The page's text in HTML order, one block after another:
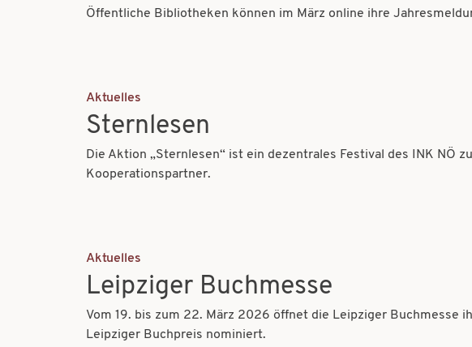
Öffentliche Bibliotheken können im März online ihre
Aktuelles
Sternlesen
Die Aktion „Sternlesen“ ist ein dezentrales Festival des INK NÖ
Kooperationspartner.
Aktuelles
Leipziger Buchmesse
Vom 19. bis zum 22. März 2026 öffnet die Leipziger Buchmesse
Leipziger Buchpreis nominiert.